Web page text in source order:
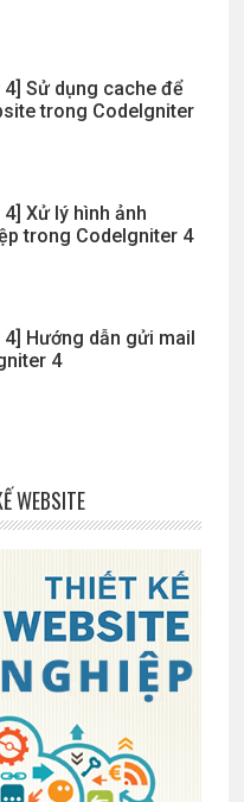
4] Sử dụng cache để
trong CodeIgniter
Xử lý hình ảnh
trong CodeIgniter 4
4] Hướng dẫn gửi mail
4
WEBSITE